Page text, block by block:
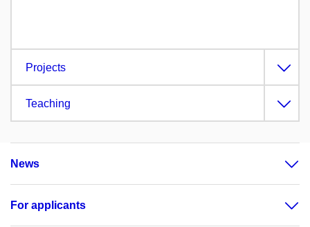
Projects
Teaching
News
For applicants